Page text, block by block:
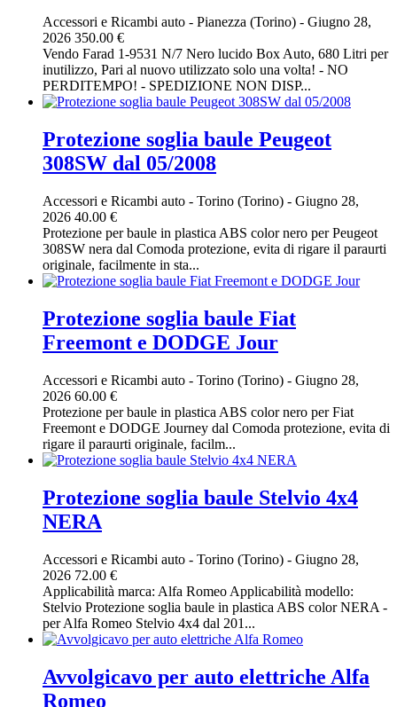
Accessori e Ricambi auto - Pianezza (Torino) - Giugno 28,
2026 350.00 €
Vendo Farad 1-9531 N/7 Nero lucido Box Auto, 680 Litri per
inutilizzo, Pari al nuovo utilizzato solo una volta! - NO
PERDITEMPO! - SPEDIZIONE NON DISP...
Protezione soglia baule Peugeot
308SW dal 05/2008
Accessori e Ricambi auto - Torino (Torino) - Giugno 28,
2026 40.00 €
Protezione per baule in plastica ABS color nero per Peugeot
308SW nera dal Comoda protezione, evita di rigare il paraurti
originale, facilmente in sta...
Protezione soglia baule Fiat
Freemont e DODGE Jour
Accessori e Ricambi auto - Torino (Torino) - Giugno 28,
2026 60.00 €
Protezione per baule in plastica ABS color nero per Fiat
Freemont e DODGE Journey dal Comoda protezione, evita di
rigare il paraurti originale, facilm...
Protezione soglia baule Stelvio 4x4
NERA
Accessori e Ricambi auto - Torino (Torino) - Giugno 28,
2026 72.00 €
Applicabilità marca: Alfa Romeo Applicabilità modello:
Stelvio Protezione soglia baule in plastica ABS color NERA -
per Alfa Romeo Stelvio 4x4 dal 201...
Avvolgicavo per auto elettriche Alfa
Romeo